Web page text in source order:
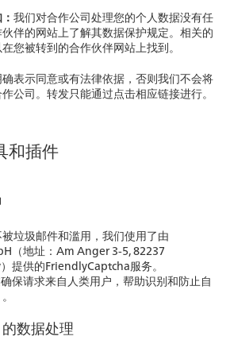
我们对合作公司处理您的个人数据没有任
伴的网站上了解其数据保护规定。相关的
您被转到的合作伙伴网站上找到。
表示同意或有法律依据，否则我们不会将
公司。转发只能通过点击相应链接进行。
和插件
垃圾邮件和滥用，我们使用了由
（地址：Am Anger 3-5, 82237
提供的FriendlyCaptcha服务。
保请求来自人类用户，帮助识别和防止自
数据处理